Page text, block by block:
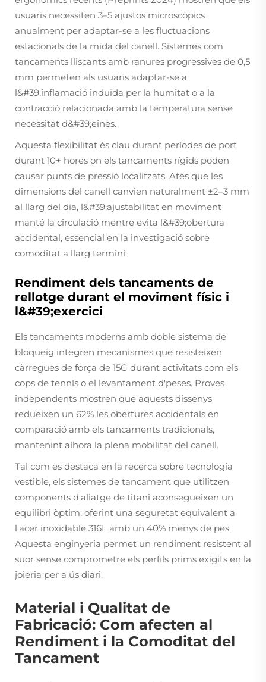
usuaris necessiten 3–5 ajustos microscòpics
anualment per adaptar-se a les fluctuacions
estacionals de la mida del canell. Sistemes com
tancaments lliscants amb ranures progressives de 0,5
mm permeten als usuaris adaptar-se a
l&#39;inflamació induïda per la humitat o a la
contracció relacionada amb la temperatura sense
necessitat d&#39;eines.
Aquesta flexibilitat és clau durant períodes de port
durant 10+ hores on els tancaments rígids poden
causar punts de pressió localitzats. Atès que les
dimensions del canell canvien naturalment ±2–3 mm
al llarg del dia, l&#39;ajustabilitat en moviment
manté la circulació mentre evita l&#39;obertura
accidental, essencial en la investigació sobre
comoditat a llarg termini.
Rendiment dels tancaments de
rellotge durant el moviment físic i
l&#39;exercici
Els tancaments moderns amb doble sistema de
bloqueig integren mecanismes que resisteixen
càrregues de força de 15G durant activitats com els
cops de tennís o el levantament d'peses. Proves
independents mostren que aquests dissenys
redueixen un 62% les obertures accidentals en
comparació amb els tancaments tradicionals,
mantenint alhora la plena mobilitat del canell.
Tal com es destaca en la recerca sobre tecnologia
vestible, els sistemes de tancament que utilitzen
components d'aliatge de titani aconsegueixen un
equilibri òptim: oferint una seguretat equivalent a
l'acer inoxidable 316L amb un 40% menys de pes.
Aquesta enginyeria permet un rendiment resistent al
suor sense comprometre els perfils prims exigits en la
joieria per a ús diari.
Material i Qualitat de
Fabricació: Com afecten al
Rendiment i la Comoditat del
Tancament